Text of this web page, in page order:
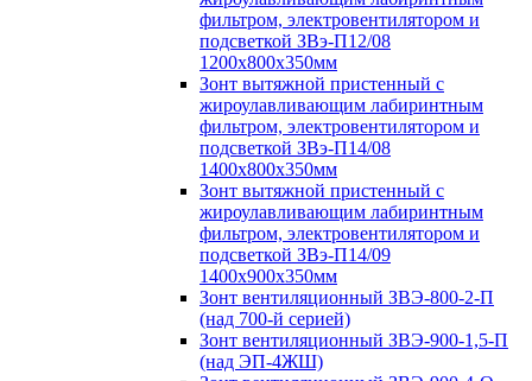
фильтром, электровентилятором и
подсветкой ЗВэ-П12/08
1200х800х350мм
Зонт вытяжной пристенный с
жироулавливающим лабиринтным
фильтром, электровентилятором и
подсветкой ЗВэ-П14/08
1400х800х350мм
Зонт вытяжной пристенный с
жироулавливающим лабиринтным
фильтром, электровентилятором и
подсветкой ЗВэ-П14/09
1400х900х350мм
Зонт вентиляционный ЗВЭ-800-2-П
(над 700-й серией)
Зонт вентиляционный ЗВЭ-900-1,5-П
(над ЭП-4ЖШ)